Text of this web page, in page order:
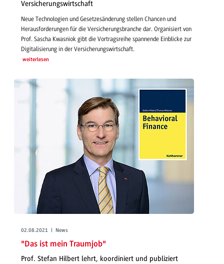
Versicherungswirtschaft
Neue Technologien und Gesetzesänderung stellen Chancen und
Herausforderungen für die Versicherungsbranche dar. Organisiert von
Prof. Sascha Kwasniok gibt die Vortragsreihe spannende Einblicke zur
Digitalisierung in der Versicherungswirtschaft.
weiterlesen
02.08.2021 | News
"Das ist mein Traumjob"
Prof. Stefan Hilbert lehrt, koordiniert und publiziert